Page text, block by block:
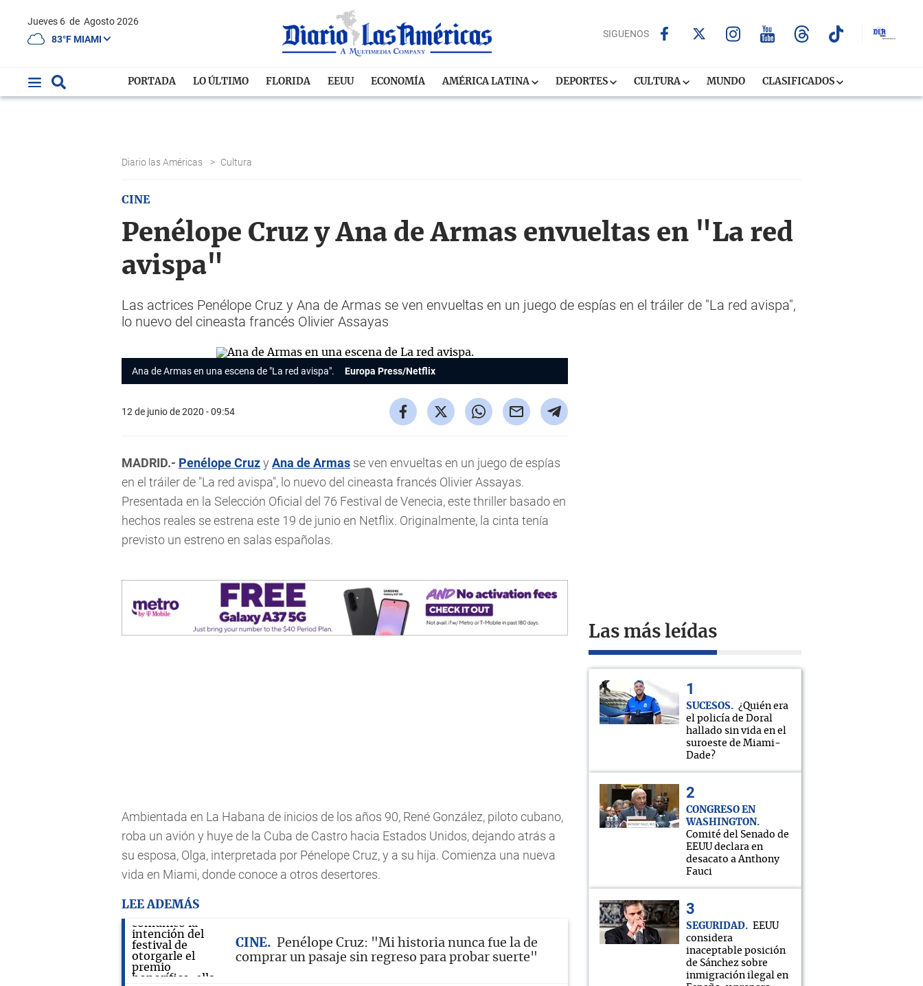
Jueves 6 de Agosto 2026
83°F MIAMI
SIGUENOS
PORTADA LO ÚLTIMO FLORIDA EEUU ECONOMÍA AMÉRICA LATINA DEPORTES CULTURA MUNDO CLASIFICADOS
Diario las Américas > Cultura
CINE
Penélope Cruz y Ana de Armas envueltas en "La red
avispa"
Las actrices Penélope Cruz y Ana de Armas se ven envueltas en un juego de espías en el tráiler de "La red avispa",
lo nuevo del cineasta francés Olivier Assayas
Ana de Armas en una escena de "La red avispa". Europa Press/Netflix
12 de junio de 2020 - 09:54
MADRID.- Penélope Cruzy Ana de Armas se ven envueltas en un juego de espías
en el tráiler de "La red avispa", lo nuevo del cineasta francés Olivier Assayas.
Presentada en la Selección Oficial del 76 Festival de Venecia, este thriller basado en
hechos reales se estrena este 19 de junio en Netflix. Originalmente, la cinta tenía
previsto un estreno en salas españolas.
Ambientada en La Habana de inicios de los años 90, René González, piloto cubano,
roba un avión y huye de la Cuba de Castro hacia Estados Unidos, dejando atrás a
su esposa, Olga, interpretada por Pénelope Cruz, y a su hija. Comienza una nueva
vida en Miami, donde conoce a otros desertores.
LEE ADEMÁS
CINE
Penélope Cruz: "Mi historia nunca fue la de
comprar un pasaje sin regreso para probar suerte"
Las más leídas
SUCESOS
¿Quién era
el policía de Doral
hallado sin vida en el
suroeste de Miami-
Dade?
CONGRESO EN
WASHINGTON
Comité del Senado de
EEUU declara en
desacato a Anthony
Fauci
SEGURIDAD
EEUU
considera
inaceptable posición
de Sánchez sobre
inmigración ilegal en